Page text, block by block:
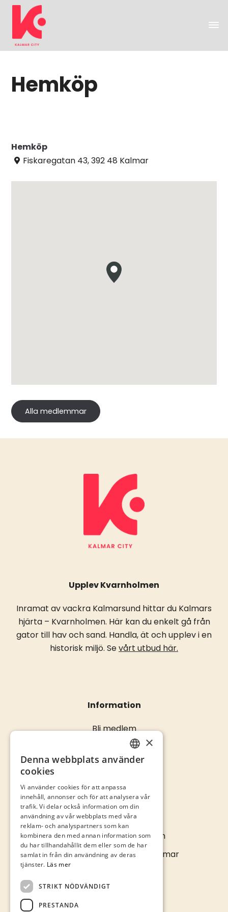
Hemköp
Hemköp
Fiskaregatan 43, 392 48 Kalmar
Alla medlemmar
Upplev Kvarnholmen
Inramat av vackra Kalmarsund hittar du Kalmars
hjärta – Kvarnholmen. Här kan du enkelt gå från
gator till hav och sand. Handla, ät och upplev i en
historisk miljö. Sevårt utbud här.
Information
Bli medlem
Öppettider
Kontakta oss
Kontakta oss
info@kalmarcity.com
Norra Långgatan 16 • Kalmar
SWEDISH
×
Denna webbplats använder
cookies
Vi använder cookies för att anpassa
innehåll, annonser och för att analysera vår
trafik. Vi delar också information om din
användning av vår webbplats med våra
reklam- och analyspartners som kan
kombinera den med annan information som
du har tillhandahållit dem eller som de har
samlat in från din användning av deras
tjänster. Läs mer
STRIKT NÖDVÄNDIGT
PRESTANDA